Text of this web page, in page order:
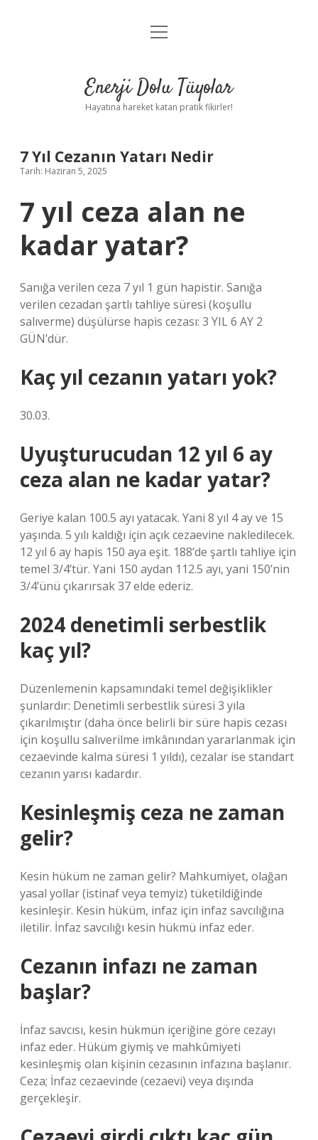
Anasayfa
Yasal Uyarı
menüyü
Enerji Dolu Tüyolar
Hayatına hareket katan pratik fikirler!
7 Yıl Cezanın Yatarı Nedir
Tarih: Haziran 5, 2025
7 yıl ceza alan ne
kadar yatar?
Sanığa verilen ceza 7 yıl 1 gün hapistir. Sanığa
verilen cezadan şartlı tahliye süresi (koşullu
salıverme) düşülürse hapis cezası: 3 YIL 6 AY ​​2
GÜN’dür.
Kaç yıl cezanın yatarı yok?
30.03.
Uyuşturucudan 12 yıl 6 ay
ceza alan ne kadar yatar?
Geriye kalan 100.5 ayı yatacak. Yani 8 yıl 4 ay ve 15
yaşında. 5 yılı kaldığı için açık cezaevine nakledilecek.
12 yıl 6 ay hapis 150 aya eşit. 188’de şartlı tahliye için
temel 3/4’tür. Yani 150 aydan 112.5 ayı, yani 150’nin
3/4’ünü çıkarırsak 37 elde ederiz.
2024 denetimli serbestlik
kaç yıl?
Düzenlemenin kapsamındaki temel değişiklikler
şunlardır: Denetimli serbestlik süresi 3 yıla
çıkarılmıştır (daha önce belirli bir süre hapis cezası
için koşullu salıverilme imkânından yararlanmak için
cezaevinde kalma süresi 1 yıldı), cezalar ise standart
cezanın yarısı kadardır.
Kesinleşmiş ceza ne zaman
gelir?
Kesin hüküm ne zaman gelir? Mahkumiyet, olağan
yasal yollar (istinaf veya temyiz) tüketildiğinde
kesinleşir. Kesin hüküm, infaz için infaz savcılığına
iletilir. İnfaz savcılığı kesin hükmü infaz eder.
Cezanın infazı ne zaman
başlar?
İnfaz savcısı, kesin hükmün içeriğine göre cezayı
infaz eder. Hüküm giymiş ve mahkûmiyeti
kesinleşmiş olan kişinin cezasının infazına başlanır.
Ceza; İnfaz cezaevinde (cezaevi) veya dışında
gerçekleşir.